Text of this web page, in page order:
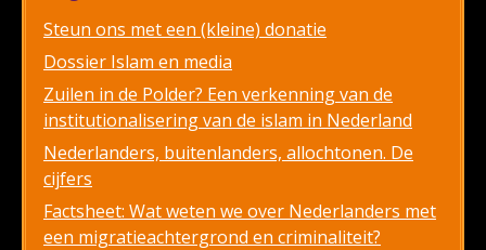
Steun ons met een (kleine) donatie
Dossier Islam en media
Zuilen in de Polder? Een verkenning van de
institutionalisering van de islam in Nederland
Nederlanders, buitenlanders, allochtonen. De
cijfers
Factsheet: Wat weten we over Nederlanders met
een migratieachtergrond en criminaliteit?